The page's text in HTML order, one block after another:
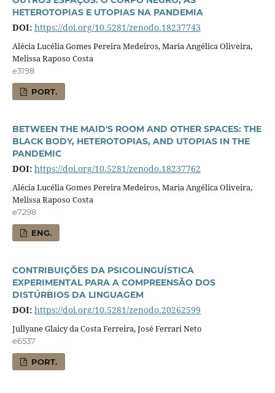
HETEROTOPIAS E UTOPIAS NA PANDEMIA
DOI: https://doi.org/10.5281/zenodo.18237743
Alécia Lucélia Gomes Pereira Medeiros, Maria Angélica Oliveira,
Melissa Raposo Costa
e3198
PORT.
BETWEEN THE MAID'S ROOM AND OTHER SPACES: THE
BLACK BODY, HETEROTOPIAS, AND UTOPIAS IN THE
PANDEMIC
DOI: https://doi.org/10.5281/zenodo.18237762
Alécia Lucélia Gomes Pereira Medeiros, Maria Angélica Oliveira,
Melissa Raposo Costa
e7298
ENG.
CONTRIBUIÇÕES DA PSICOLINGUÍSTICA
EXPERIMENTAL PARA A COMPREENSÃO DOS
DISTÚRBIOS DA LINGUAGEM
DOI: https://doi.org/10.5281/zenodo.20262599
Jullyane Glaicy da Costa Ferreira, José Ferrari Neto
e6537
PORT.